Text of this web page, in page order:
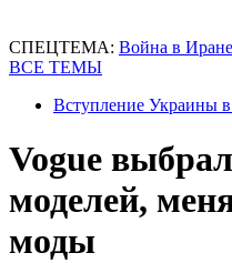
СПЕЦТЕМА: Война в Иране
ВСЕ ТЕМЫ
Вступление Украины
Vogue
моделей,
моды